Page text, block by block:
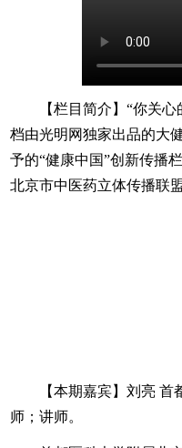
【栏目简介】“你关心
档由光明网独家出品的大
予的“健康中国”创新传播
北京市中医药立体传播联
【本期嘉宾】刘亮 首都
师；讲师。